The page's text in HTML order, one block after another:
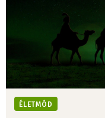
ÉLETMÓD